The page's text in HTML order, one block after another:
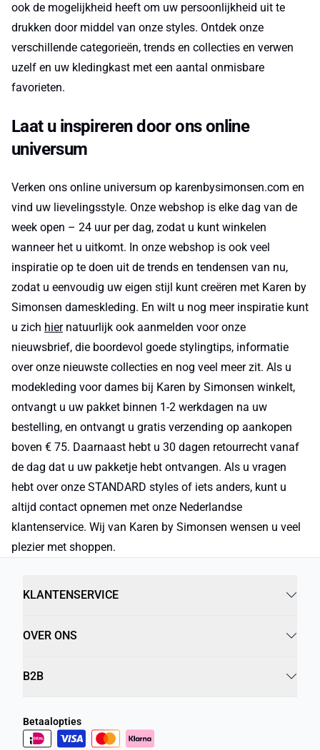
ook de mogelijkheid heeft om uw persoonlijkheid uit te
drukken door middel van onze styles. Ontdek onze
verschillende categorieën, trends en collecties en verwen
uzelf en uw kledingkast met een aantal onmisbare
favorieten.
Laat u inspireren door ons online
universum
Verken ons online universum op karenbysimonsen.com en
vind uw lievelingsstyle. Onze webshop is elke dag van de
week open – 24 uur per dag, zodat u kunt winkelen
wanneer het u uitkomt. In onze webshop is ook veel
inspiratie op te doen uit de trends en tendensen van nu,
zodat u eenvoudig uw eigen stijl kunt creëren met Karen by
Simonsen dameskleding. En wilt u nog meer inspiratie kunt
u zich hiernatuurlijk ook aanmelden voor onze
nieuwsbrief, die boordevol goede stylingtips, informatie
over onze nieuwste collecties en nog veel meer zit. Als u
modekleding voor dames bij Karen by Simonsen winkelt,
ontvangt u uw pakket binnen 1-2 werkdagen na uw
bestelling, en ontvangt u gratis verzending op aankopen
boven € 75. Daarnaast hebt u 30 dagen retourrecht vanaf
de dag dat u uw pakketje hebt ontvangen. Als u vragen
hebt over onze STANDARD styles of iets anders, kunt u
altijd contact opnemen met onze Nederlandse
klantenservice. Wij van Karen by Simonsen wensen u veel
plezier met shoppen.
KLANTENSERVICE
OVER ONS
B2B
Betaalopties